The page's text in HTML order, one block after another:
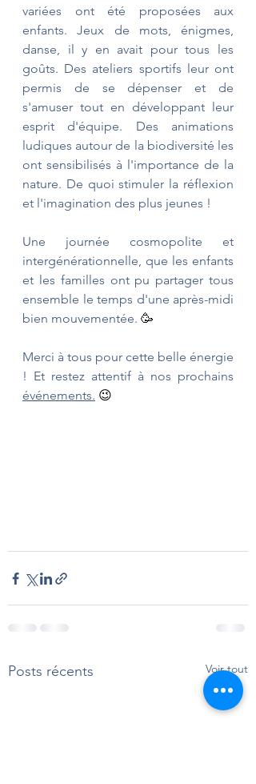
variées ont été proposées aux
enfants. Jeux de mots, énigmes,
danse, il y en avait pour tous les
goûts. Des ateliers sportifs leur ont
permis de se dépenser et de
s'amuser tout en développant leur
esprit d'équipe. Des animations
ludiques autour de la biodiversité les
ont sensibilisés à l'importance de la
nature. De quoi stimuler la réflexion
et l'imagination des plus jeunes !
Une journée cosmopolite et
intergénérationnelle, que les enfants
et les familles ont pu partager tous
ensemble le temps d'une après-midi
bien mouvementée. 🥳
Merci à tous pour cette belle énergie
événements. 😉
Posts récents Voir tout